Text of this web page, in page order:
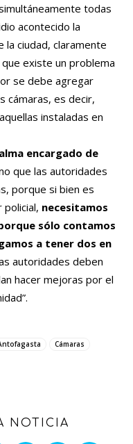
todas
acontecido la
la ciudad, claramente
existe un problema
se debe agregar
cámaras, es decir,
instaladas en
encargado de
que las autoridades
porque si bien es
necesitamos
sólo contamos
a tener dos en
autoridades deben
hacer mejoras por el
Cámaras
NOTICIA